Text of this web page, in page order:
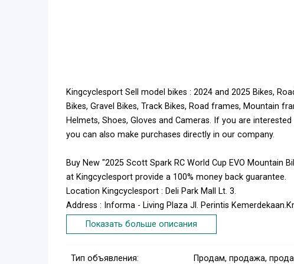
Kingcyclesport Sell model bikes : 2024 and 2025 Bikes,
Bikes, Gravel Bikes, Track Bikes, Road frames, Mountain
Helmets, Shoes, Gloves and Cameras. If you are
you can also make purchases directly in our company.
Buy New "2025 Scott Spark RC World Cup EVO Mountain
at Kingcyclesport provide a 100% money back guarantee.
Location Kingcyclesport : Deli Park Mall Lt. 3.
Address : Informa - Living Plaza Jl. Perintis
90245
Contact us : order@kingcyclesport.com. To purchase
Показать больше описания
Тип объявления:
Продам, продажа,